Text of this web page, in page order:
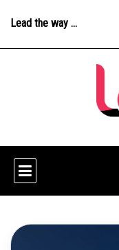
Lead the way ...